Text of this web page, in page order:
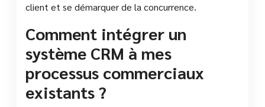
client et se démarquer de la concurrence.
Comment intégrer un
système CRM à mes
processus commerciaux
existants ?